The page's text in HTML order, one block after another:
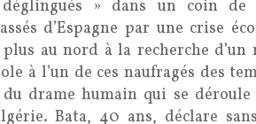
» dans un coin de
d’Espagne par une crise
au nord à la recherche
à l’un de ces naufragés des
drame humain qui se
Bata, 40 ans, déclare